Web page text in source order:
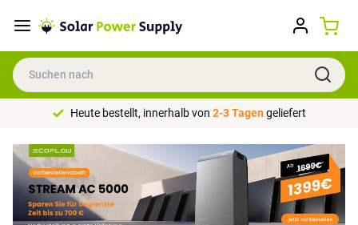
Heute bestellt, innerhalb von 2-3 Tagengeliefert